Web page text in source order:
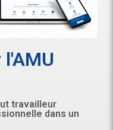
travailleur
dans un